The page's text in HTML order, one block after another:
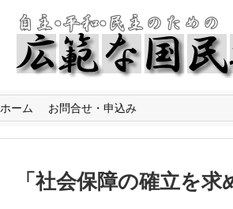
ホーム お問合せ・申込み
「 社会保障の確立を求